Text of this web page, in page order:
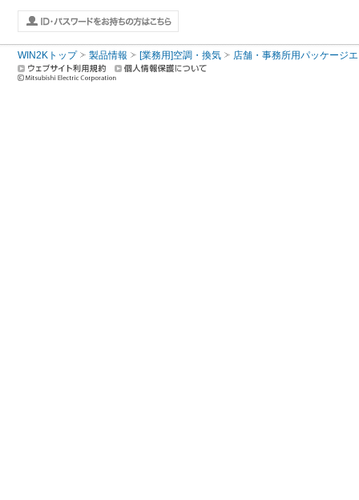
WIN2Kトップ 製品情報 [業務用]空調・換気 店舗・事務所用パッケージ